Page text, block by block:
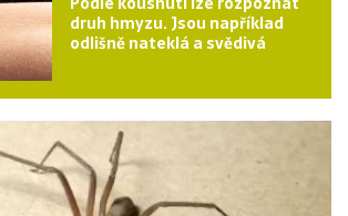
druh hmyzu. Jsou například
odlišně nateklá a svědivá